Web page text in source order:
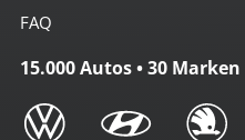
FAQ
15.000 Autos • 30 Marken